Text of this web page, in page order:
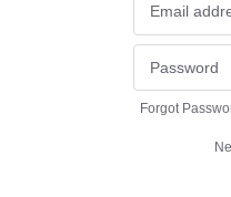
Forgot